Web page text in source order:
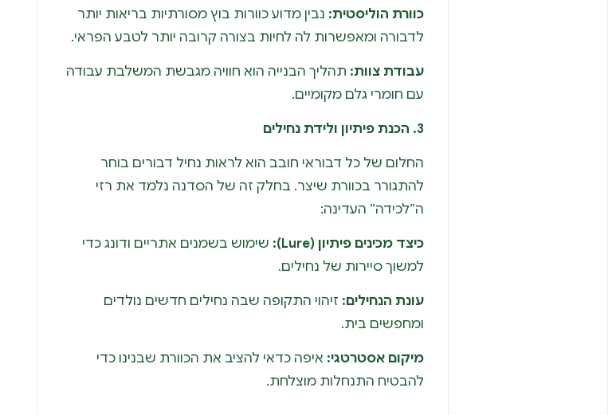
כוורת הוליסטית: נבין מדוע כוורות בוץ מסורתיות בריאות יותר
לדבורה ומאפשרות לה לחיות בצורה קרובה יותר לטבע הפראי.
עבודת צוות: תהליך הבנייה הוא חוויה מגבשת המשלבת עבודה
עם חומרי גלם מקומיים.
3. הכנת פיתיון ולידת נחילים
החלום של כל דבוראי חובב הוא לראות נחיל דבורים בוחר
להתגורר בכוורת שיצר. בחלק זה של הסדנה נלמד את רזי
ה”לכידה” העדינה:
כיצד מכינים פיתיון (Lure):
שימוש בשמנים אתריים ודונג כדי
למשוך סיירות של נחילים.
עונת הנחילים: זיהוי התקופה שבה נחילים חדשים נולדים
ומחפשים בית.
מיקום אסטרטגי: איפה כדאי להציב את הכוורת שבנינו כדי
להבטיח התנחלות מוצלחת.